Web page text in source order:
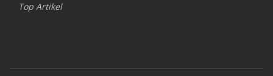
Top Artikel